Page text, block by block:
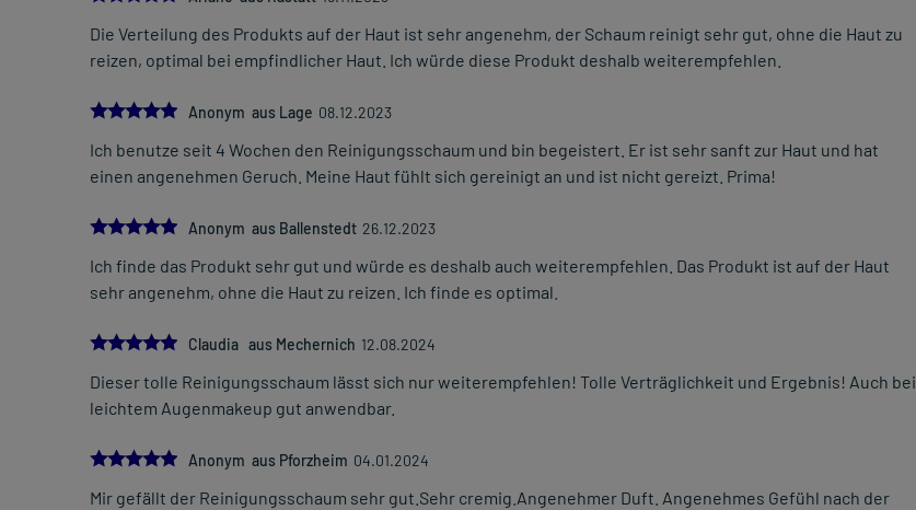
Die Verteilung des Produkts auf der Haut ist sehr angenehm, der Schaum reinigt sehr gut, ohne die Haut zu
reizen, optimal bei empfindlicher Haut. Ich würde diese Produkt deshalb weiterempfehlen.
5.0
Anonym aus Lage 08.12.2023
Ich benutze seit 4 Wochen den Reinigungsschaum und bin begeistert. Er ist sehr sanft zur Haut und hat
einen angenehmen Geruch. Meine Haut fühlt sich gereinigt an und ist nicht gereizt. Prima!
5.0
Anonym aus Ballenstedt 26.12.2023
Ich finde das Produkt sehr gut und würde es deshalb auch weiterempfehlen. Das Produkt ist auf der Haut
sehr angenehm, ohne die Haut zu reizen. Ich finde es optimal.
5.0
Claudia aus Mechernich 12.08.2024
Dieser tolle Reinigungsschaum lässt sich nur weiterempfehlen! Tolle Verträglichkeit und Ergebnis! Auch bei
leichtem Augenmakeup gut anwendbar.
5.0
Anonym aus Pforzheim 04.01.2024
Mir gefällt der Reinigungsschaum sehr gut.Sehr cremig.Angenehmer Duft. Angenehmes Gefühl nach der